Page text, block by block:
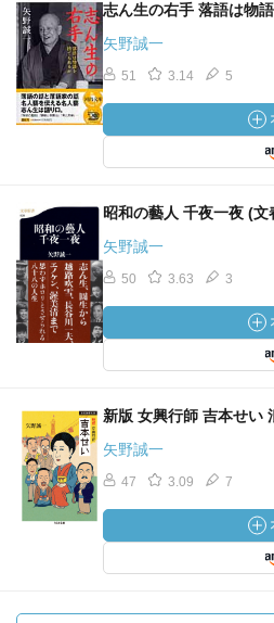
志ん生の右手 落語は物
矢野誠一
51 3.14 5
昭和の藝人 千夜一夜 (文
矢野誠一
50 3.63 3
新版 女興行師 吉本せい
矢野誠一
47 3.09 7